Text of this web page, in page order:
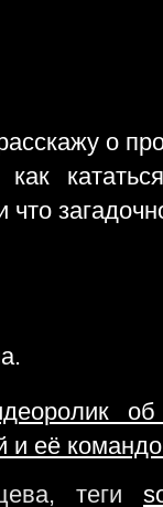
о
как
и её
теги